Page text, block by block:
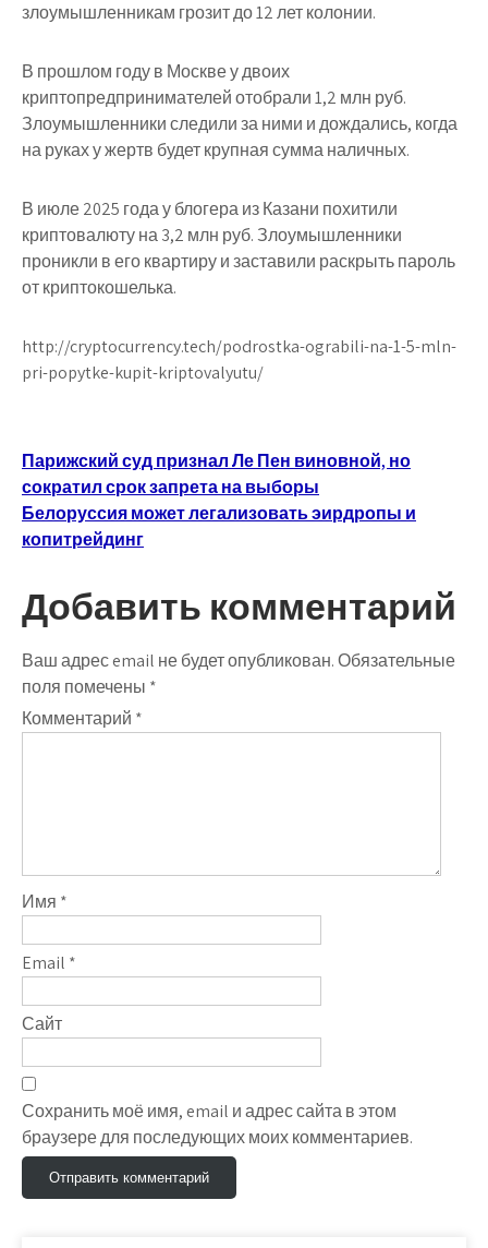
злоумышленникам грозит до 12 лет колонии.
В прошлом году в Москве у двоих
криптопредпринимателей отобрали 1,2 млн руб.
Злоумышленники следили за ними и дождались, когда
на руках у жертв будет крупная сумма наличных.
В июле 2025 года у блогера из Казани похитили
криптовалюту на 3,2 млн руб. Злоумышленники
проникли в его квартиру и заставили раскрыть пароль
от криптокошелька.
http://cryptocurrency.tech/podrostka-ograbili-na-1-5-mln-
pri-popytke-kupit-kriptovalyutu/
Навигация
по
записям
Парижский суд признал Ле Пен виновной, но
сократил срок запрета на выборы
Белоруссия может легализовать эирдропы и
копитрейдинг
Добавить комментарий
Ваш адрес email не будет опубликован.Обязательные
поля помечены *
Комментарий *
Имя *
Email *
Сайт
Сохранить моё имя, email и адрес сайта в этом
браузере для последующих моих комментариев.